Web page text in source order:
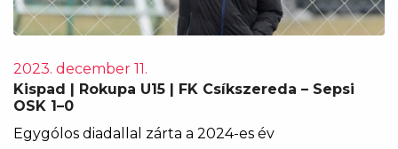
2023. december 11.
Kispad | Rokupa U15 | FK Csíkszereda – Sepsi
OSK 1–0
Egygólos diadallal zárta a 2024-es év